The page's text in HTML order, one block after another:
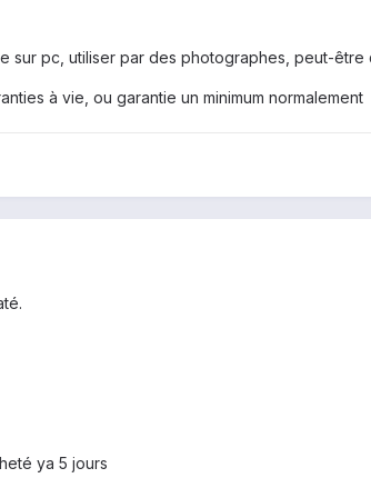
sur pc, utiliser par des photographes, peut-
à vie, ou garantie un minimum normalement
ya 5 jours